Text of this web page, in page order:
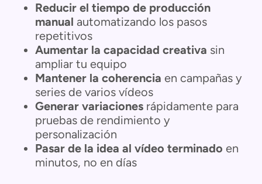
Reducir el tiempo de producción
manual automatizando los pasos
repetitivos
Aumentar la capacidad creativa sin
ampliar tu equipo
Mantener la coherencia en campañas y
series de varios vídeos
Generar variaciones rápidamente para
pruebas de rendimiento y
personalización
Pasar de la idea al vídeo terminado en
minutos, no en días